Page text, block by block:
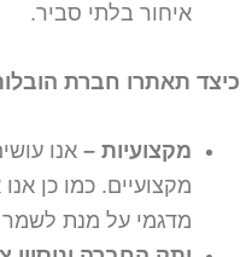
איחור בלתי סביר.
כיצד תאתרו חברת
מקצועיות – אנו
מקצועיים. כמו כן
מדגמי על מנת לשמר